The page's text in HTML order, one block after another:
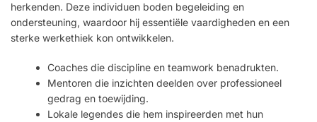
herkenden. Deze individuen boden begeleiding en
ondersteuning, waardoor hij essentiële vaardigheden en een
sterke werkethiek kon ontwikkelen.
Coaches die discipline en teamwork benadrukten.
Mentoren die inzichten deelden over professioneel
gedrag en toewijding.
Lokale legendes die hem inspireerden met hun